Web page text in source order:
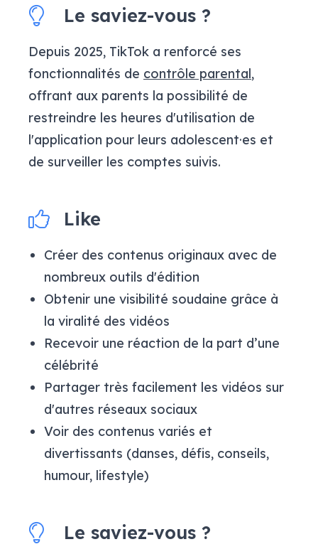
Le saviez-vous ?
Depuis 2025, TikTok a renforcé ses
fonctionnalités de contrôle parental,
offrant aux parents la possibilité de
restreindre les heures d'utilisation de
l'application pour leurs adolescent·es et
de surveiller les comptes suivis.
Like
Créer des contenus originaux avec de
nombreux outils d'édition
Obtenir une visibilité soudaine grâce à
la viralité des vidéos
Recevoir une réaction de la part d’une
célébrité
Partager très facilement les vidéos sur
d'autres réseaux sociaux
Voir des contenus variés et
divertissants (danses, défis, conseils,
humour, lifestyle)
Le saviez-vous ?